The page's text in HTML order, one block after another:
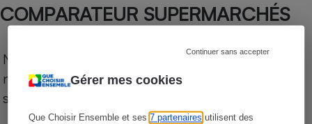
Gérer mes cookies
Que Choisir Ensemble et ses7 partenaires utilisent des
Continuer sans accepter
COMPARATEUR SUPERMARCHÉS
Notre comparateur de supermarchés propose le
niveau de prix des supermarchés, géolocalisés
sur le territoire français.